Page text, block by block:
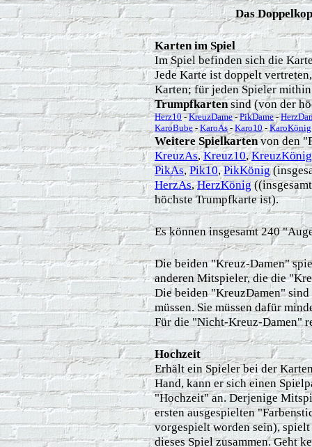
Das
Karten im Spiel
Im Spiel befinden sich die
Jede Karte ist doppelt
Karten; für jeden Spieler
Trumpfkartensind (von der
Herz10-KreuzDame-PikDame-
KaroBube -KaroAs-Karo10-KaroKönig
Weitere Spielkartenvon den
KreuzAs,Kreuz10,KreuzKönig
PikAs,Pik10,PikKönig
HerzAs,HerzKönig
höchste Trumpfkarte ist).
Es können insgesamt 240
Die beiden "Kreuz-Damen"
anderen Mitspieler, die die
Die beiden "KreuzDamen"
müssen. Sie müssen dafür
Für die "Nicht-Kreuz-Damen"
Hochzeit
Erhält ein Spieler bei der
Hand, kann er sich einen
"Hochzeit" an. Derjenige
ersten ausgespielten
vorgespielt worden sein),
dieses Spiel zusammen. Geht